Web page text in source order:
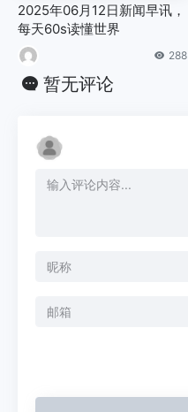
2025年06月12日新闻早讯，
每天60s读懂世界
288
暂无评论